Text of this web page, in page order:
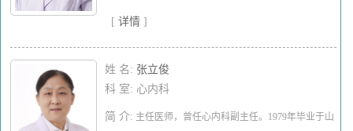
[ 详情 ]
姓 名: 张立俊
科 室: 心内科
简 介: 主任医师，曾任心内科副主任。1979年毕业于山